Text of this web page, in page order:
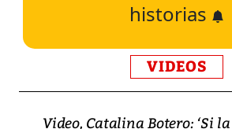
historias
VIDEOS
Video, Catalina Botero: ‘Si